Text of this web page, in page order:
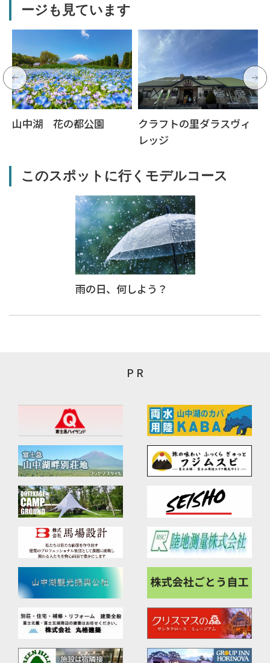
ージも見ています
山中湖 花の都公園
クラフトの里ダラスヴィ
レッジ
このスポットに行くモデルコース
雨の日、何しよう？
P R